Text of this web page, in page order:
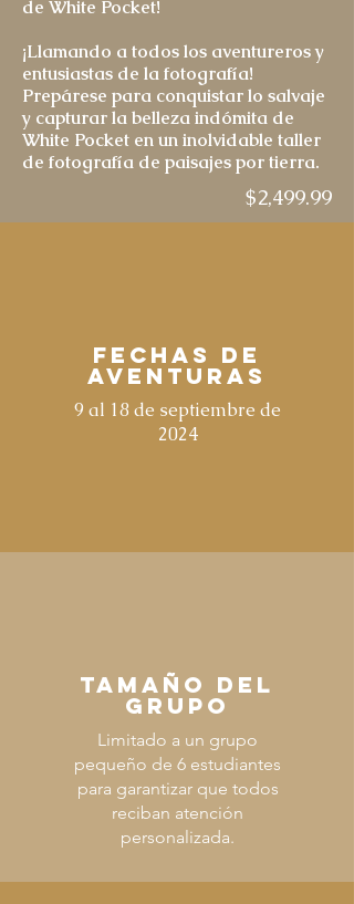
de White Pocket!
¡Llamando a todos los aventureros y
entusiastas de la fotografía!
Prepárese para conquistar lo salvaje
y capturar la belleza indómita de
White Pocket en un inolvidable taller
de fotografía de paisajes por tierra.
$2,499.99
Fechas de
aventuras
9 al 18 de septiembre de
2024
TAMAÑO DEL
GRUPO
Limitado a un grupo
pequeño de 6 estudiantes
para garantizar que todos
reciban atención
personalizada.